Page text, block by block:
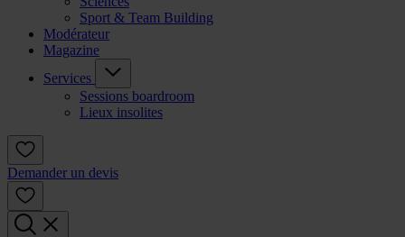
Sport & Team Building
Modérateur
Magazine
Services
Sessions boardroom
Lieux insolites
Demander un devis